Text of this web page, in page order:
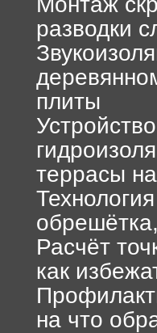
разводки
плиты
террасы
Расчёт
как
на что